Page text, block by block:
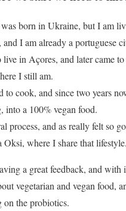
born in Ukraine, but I am
and I am already a portuguese
in Açores, and later came
I still am.
to cook, and since two years
into a 100% vegan food.
process, and as really felt so
Oksi, where I share that lifestyle.
a great feedback, and with
vegetarian and vegan food,
on the probiotics.